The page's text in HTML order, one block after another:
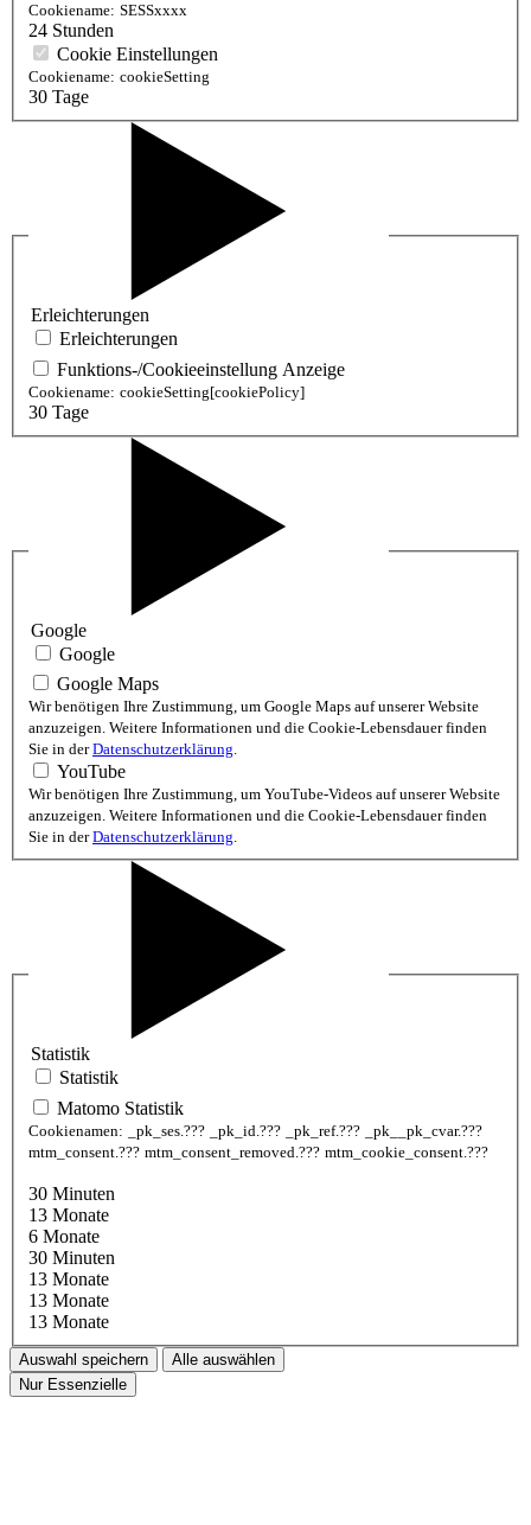
Cookiename: SESSxxxx
24 Stunden
Cookie Einstellungen
Cookiename: cookieSetting
30 Tage
Erleichterungen
Erleichterungen
Funktions-/Cookieeinstellung Anzeige
Cookiename: cookieSetting[cookiePolicy]
30 Tage
Google
Google
Google Maps
Wir benötigen Ihre Zustimmung, um Google Maps auf unserer Website
anzuzeigen. Weitere Informationen und die Cookie-Lebensdauer finden
Sie in derDatenschutzerklärung.
YouTube
Wir benötigen Ihre Zustimmung, um YouTube-Videos auf unserer Website
anzuzeigen. Weitere Informationen und die Cookie-Lebensdauer finden
Sie in derDatenschutzerklärung.
Statistik
Statistik
Matomo Statistik
Cookienamen: _pk_ses.??? _pk_id.??? _pk_ref.???
_pk__pk_cvar.???
mtm_consent.??? mtm_consent_removed.??? mtm_cookie_consent.???
30 Minuten
13 Monate
6 Monate
30 Minuten
13 Monate
13 Monate
13 Monate
Auswahl speichern
Alle auswählen
Nur Essenzielle